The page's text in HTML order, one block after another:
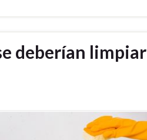
deberían limpiar